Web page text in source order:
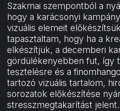
Szakmai szempontból a
hogy a karácsonyi
vizuális elemeit
tapasztaltam, hogy ha a
elkészítjük, a decemberi
gördülékenyebben fut, így
tesztelésre és a
tartozó vizuális tartalom,
sorozatok előkészítése
stresszmegtakarítást jelent.